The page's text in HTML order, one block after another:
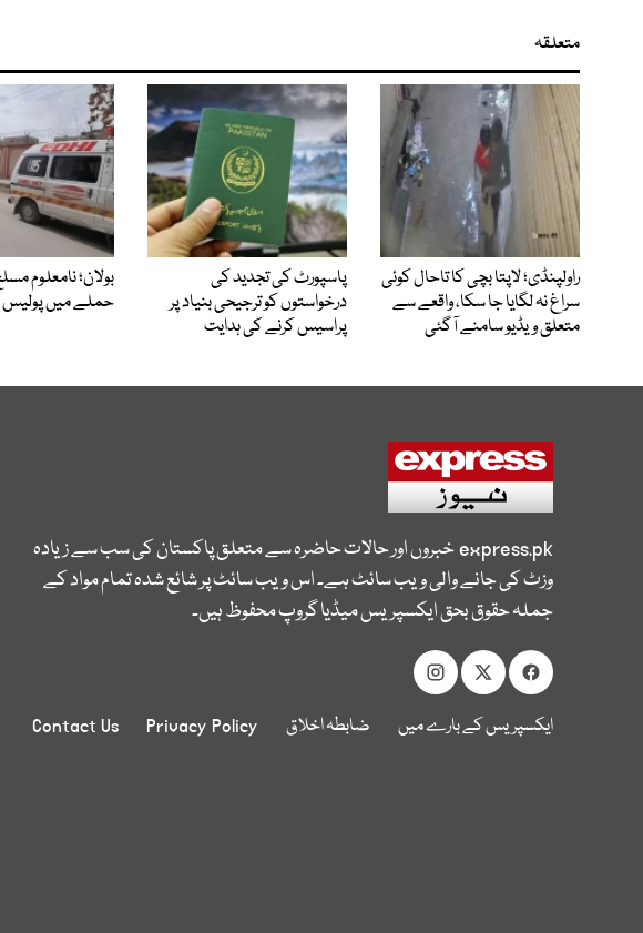
متعلقہ
راولپنڈی؛ لاپتا بچی کا تاحال کوئی
سراغ نہ لگایا جا سکا، واقعے سے
متعلق ویڈیو سامنے آگئی
پاسپورٹ کی تجدید کی
درخواستوں کو ترجیحی بنیاد پر
پراسیس کرنے کی ہدایت
بولان؛ نامعلوم
حملے میں پولیس
express.pkخبروں اور حالات حاضرہ سے متعلق پاکستان کی سب سے زیادہ
وزٹ کی جانے والی ویب سائٹ ہے۔ اس ویب سائٹ پر شائع شدہ تمام مواد کے
جملہ حقوق بحق ایکسپریس میڈیا گروپ محفوظ ہیں۔
ایکسپریس کے بارے میں ضابطہ اخلاق Privacy Policy
Contact Us